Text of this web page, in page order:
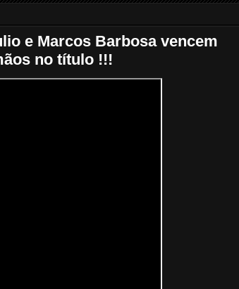
e Marcos Barbosa vencem
no título !!!